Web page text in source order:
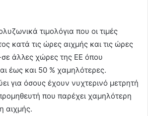
τιμολόγια που οι τιμές
κατά τις ώρες αιχμής και τις ώρες
άλλες χώρες της ΕΕ όπου
έως και 50 % χαμηλότερες.
για όσους έχουν νυχτερινό μετρητή
που παρέχει χαμηλότερη
αιχμής.